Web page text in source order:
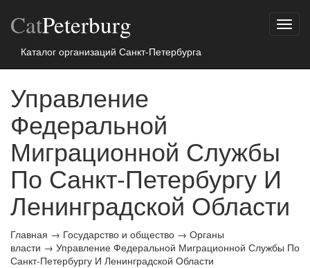
CatPeterburg
Каталог организаций Санкт-Петербурга
Управление
Федеральной
Миграционной Службы
По Санкт-Петербургу И
Ленинградской Области
Главная → Государство и общество → Органы
власти → Управление Федеральной Миграционной Службы По
Санкт-Петербургу И Ленинградской Области